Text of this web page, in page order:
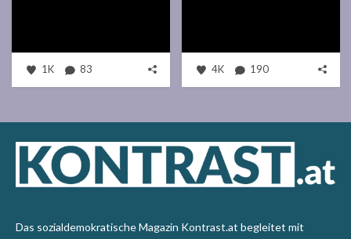
1K 83 4K 190
Das sozialdemokratische Magazin Kontrast.at begleitet mit